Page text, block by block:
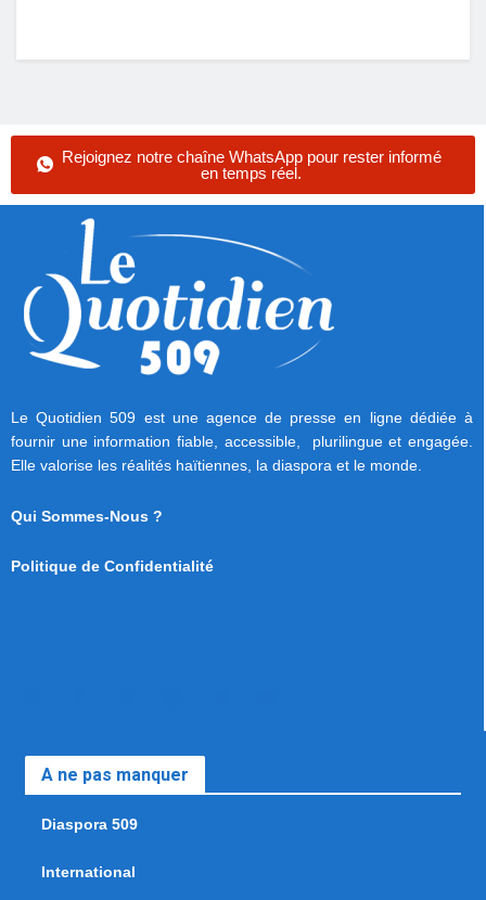
Rejoignez notre chaîne WhatsApp pour rester informé
en temps réel.
Le Quotidien 509 est une agence de presse en ligne dédiée à
fournir une information fiable, accessible, plurilingue et engagée.
Elle valorise les réalités haïtiennes, la diaspora et le monde.
Qui Sommes-Nous ?
Politique de Confidentialité
A ne pas manquer
Diaspora 509
International